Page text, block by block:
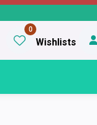
0
Wishlists